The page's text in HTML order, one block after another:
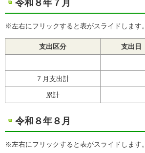
令和８年７月
※左右にフリックすると表がスライドします。
支出区分 支出日
７月支出計
累計
令和８年８月
※左右にフリックすると表がスライドします。